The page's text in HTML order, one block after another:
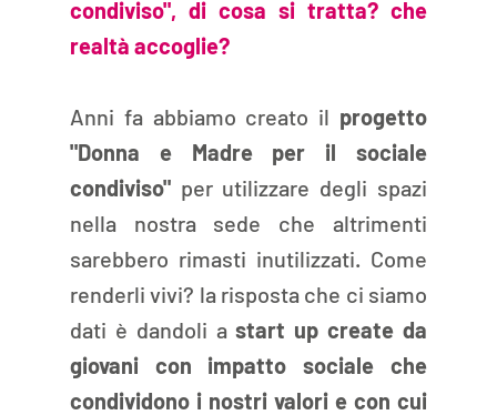
condiviso", di cosa si tratta? che
realtà accoglie?
Anni fa abbiamo creato il progetto
"Donna e Madre per il sociale
condiviso" per utilizzare degli spazi
nella nostra sede che altrimenti
sarebbero rimasti inutilizzati. Come
renderli vivi? la risposta che ci siamo
dati è dandoli a start up create da
giovani con impatto sociale che
condividono i nostri valori e con cui